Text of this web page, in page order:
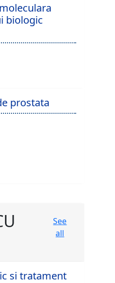
biologic
prostata
See
all
si tratament